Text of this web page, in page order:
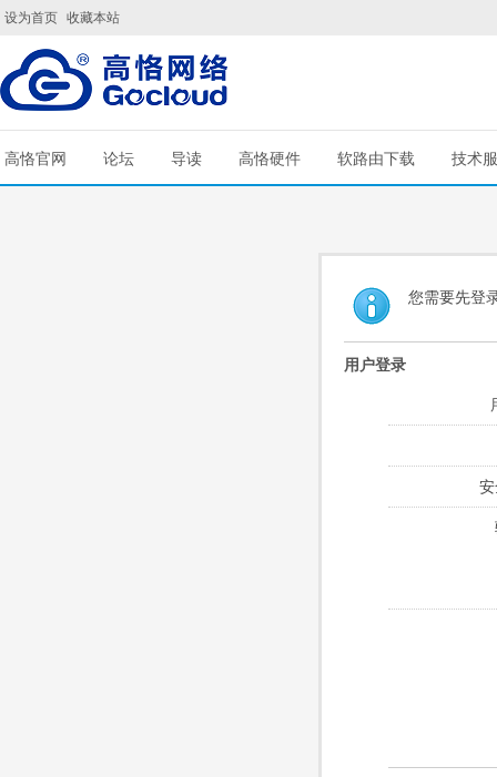
设为首页 收藏本站
高恪官网 论坛 导读 高恪硬件 软路由下载 技术
您需要先登
用户登录